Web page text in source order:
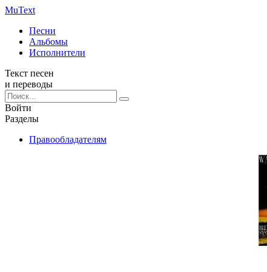
MuText
Песни
Альбомы
Исполнители
Текст песен
и переводы
Войти
Разделы
Правообладателям